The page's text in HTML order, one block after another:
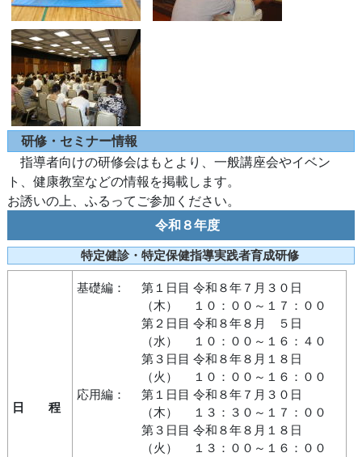
研修・セミナー情報
指導者向けの研修会はもとより、一般講座会やイベン
ト、健康教室などの情報を掲載します。
お誘いの上、ふるってご参加ください。
令和８年度
特定健診・特定保健指導実践者育成研修
日 程
基礎編：
第１日目 令和８年７月３０日
（木） １０：００～１７：００
第２日目 令和８年８月 ５日
（水） １０：００～１６：４０
第３日目 令和８年８月１８日
（火） １０：００～１６：００
応用編：
第１日目 令和８年７月３０日
（木） １３：３０～１７：００
第３日目 令和８年８月１８日
（火） １３：００～１６：００